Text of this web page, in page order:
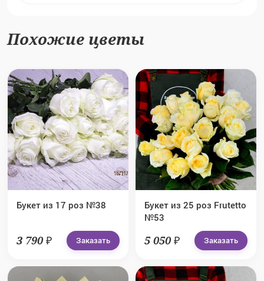
Похожие цветы
Букет из 17 роз №38
3 790 ₽ Заказать
Букет из 25 роз Frutetto
№53
5 050 ₽ Заказать